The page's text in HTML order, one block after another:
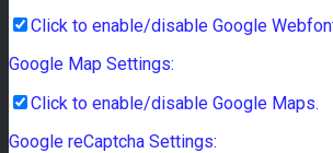
Click to enable/disable Google
Google Map Settings:
Click to enable/disable Google Maps.
Google reCaptcha Settings: